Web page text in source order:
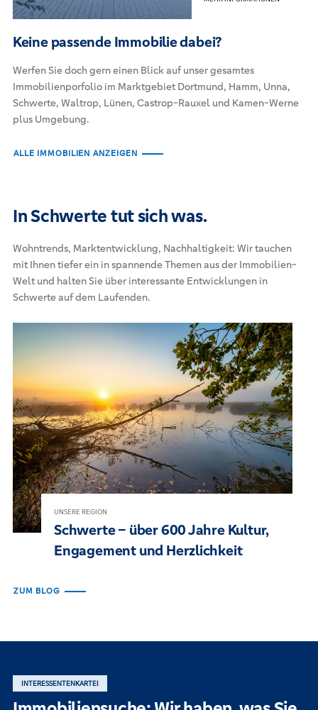
Keine passende Immobilie dabei?
Werfen Sie doch gern einen Blick auf unser gesamtes
Immobilienporfolio im Marktgebiet Dortmund, Hamm, Unna,
Schwerte, Waltrop, Lünen, Castrop-Rauxel und Kamen-Werne
plus Umgebung.
ALLE IMMOBILIEN ANZEIGEN
In Schwerte tut sich was.
Wohntrends, Marktentwicklung, Nachhaltigkeit: Wir tauchen
mit Ihnen tiefer ein in spannende Themen aus der Immobilien-
Welt und halten Sie über interessante Entwicklungen in
Schwerte auf dem Laufenden.
UNSERE REGION
Schwerte – über 600 Jahre Kultur,
Engagement und Herzlichkeit
ZUM BLOG
INTERESSENTENKARTEI